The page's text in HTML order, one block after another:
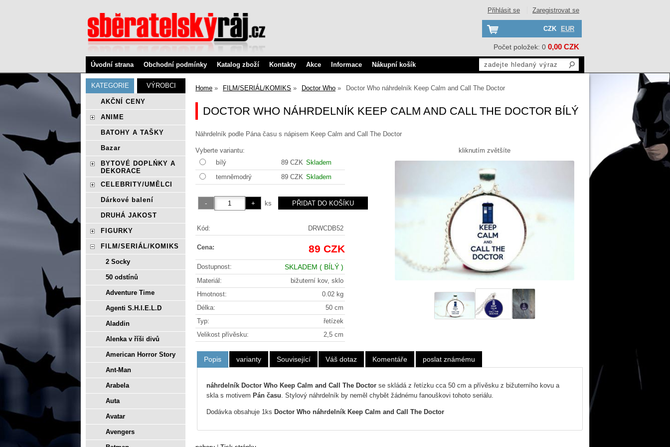
Počet položek: 0 0,00 CZK
CZK EUR
Přihlásit se Zaregistrovat se
Úvodní strana Obchodní podmínky Katalog zboží Kontakty Akce Informace Nákupní košík
Home FILM/SERIÁL/KOMIKS Doctor Who Doctor Who náhrdelník Keep Calm and Call The Doctor
DOCTOR WHO NÁHRDELNÍK KEEP CALM AND CALL THE DOCTOR BÍLÝ
Náhrdelník podle Pána času s nápisem Keep Calm and Call The Doctor
kliknutím zvětšíte
Vyberte variantu:
bílý
89 CZK Skladem
temněmodrý
89 CZK Skladem
ks
Kód: DRWCDB52
Cena: 89 CZK
Dostupnost: SKLADEM ( BÍLÝ )
Materiál:
bižuterní kov, sklo
Hmotnost:
0.02 kg
Délka:
50 cm
Typ:
řetízek
Velikost přívěsku:
2,5 cm
Popis varianty Související Váš dotaz Komentáře poslat známému
náhrdelník Doctor Who Keep Calm and Call The Doctor se skládá z řetízku cca 50 cm a přívěsku z bižuterního kovu a
skla s motivem Pán času . Stylový náhrdelník by neměl chybět žádnému fanouškovi tohoto seriálu.
Dodávka obsahuje 1ks Doctor Who náhrdelník Keep Calm and Call The Doctor
KATEGORIE VÝROBCI
AKČNÍ CENY
ANIME
BATOHY A TAŠKY
Bazar
BYTOVÉ DOPLŃKY A
DEKORACE
CELEBRITY/UMĚLCI
Dárkové balení
DRUHÁ JAKOST
FIGURKY
FILM/SERIÁL/KOMIKS
2 Socky
50 odstínů
Adventure Time
Agenti S.H.I.E.L.D
Aladdin
Alenka v říši divů
American Horror Story
Ant-Man
Arabela
Auta
Avatar
Avengers